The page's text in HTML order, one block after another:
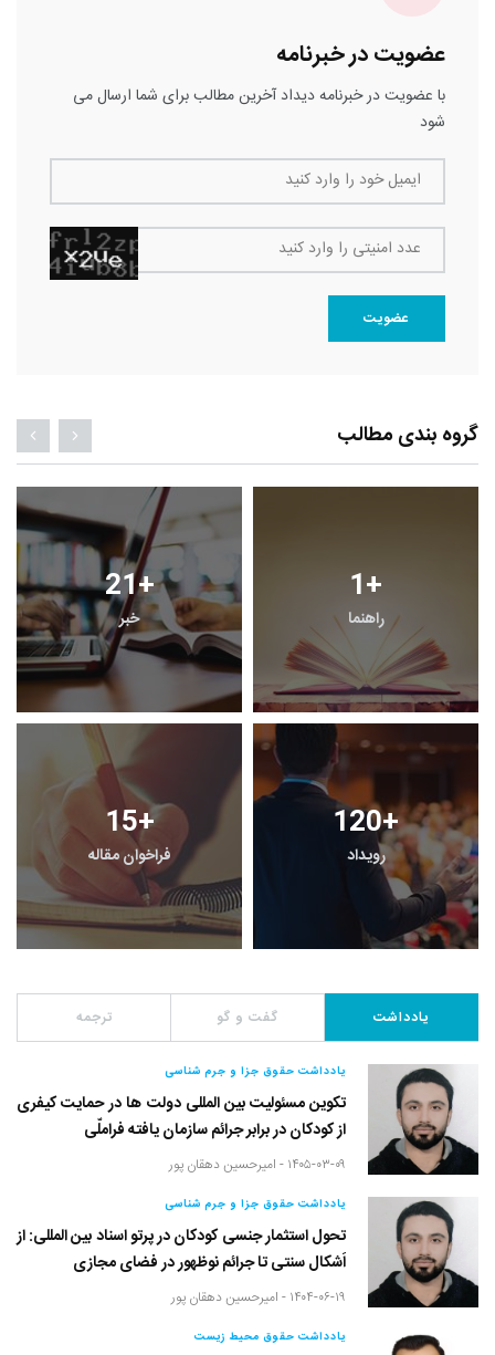
عضویت در خبرنامه
با عضویت در خبرنامه دیداد آخرین مطالب برای شما ارسال می
شود
ایمیل خود را وارد کنید
عدد امنیتی را وارد کنید
عضویت
گروه بندی مطالب
0+
معرفی منابع اینترنتی
0+
پرونده
2+
حقوق و هنر
3+
معرفی کتاب های حقوقی
یادداشت گفت و گو ترجمه
یادداشت حقوق جزا و جرم شناسی
تکوین مسئولیت بین المللی دولت ها در حمایت کیفری
از کودکان در برابر جرائم سازمان یافته فراملّی
۱۴۰۵-۰۳-۰۹ - امیرحسین دهقان پور
یادداشت حقوق جزا و جرم شناسی
تحول استثمار جنسی کودکان در پرتو اسناد بین المللی: از
اَشکال سنتی تا جرائم نوظهور در فضای مجازی
۱۴۰۴-۰۶-۱۹ - امیرحسین دهقان پور
یادداشت حقوق محیط زیست